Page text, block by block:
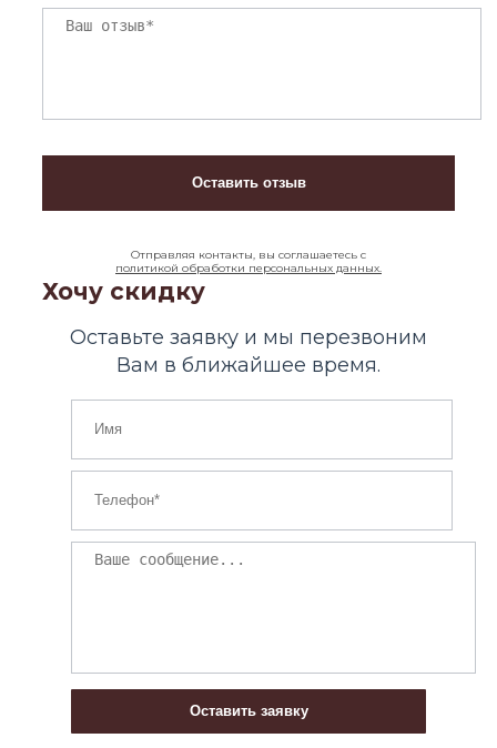
Отправляя контакты, вы соглашаетесь с
политикой обработки персональных данных.
Хочу скидку
Оставьте заявку и мы перезвоним
Вам в ближайшее время.
Оставить заявку